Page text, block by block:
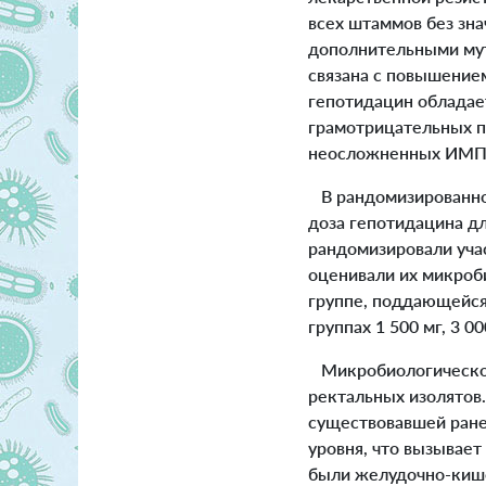
всех штаммов без
дополнительными
связана с
гепотидацин
грамотрицательных
неосложненных
В
доза гепотидацина
рандомизировали
оценивали их
группе,
группах 1 500 мг, 3
ректальных
существовавшей
уровня, что
были желудочно-